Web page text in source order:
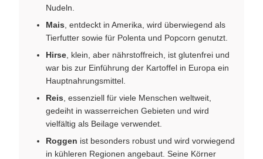
Nudeln.
Mais , entdeckt in Amerika, wird überwiegend als
Tierfutter sowie für Polenta und Popcorn genutzt.
Hirse , klein, aber nährstoffreich, ist glutenfrei und
war bis zur Einführung der Kartoffel in Europa ein
Hauptnahrungsmittel.
Reis , essenziell für viele Menschen weltweit,
gedeiht in wasserreichen Gebieten und wird
vielfältig als Beilage verwendet.
Roggen ist besonders robust und wird vorwiegend
in kühleren Regionen angebaut. Seine Körner